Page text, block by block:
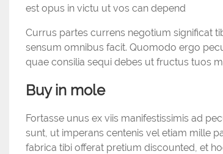
est opus in victu ut vos can depend
Currus partes currens negotium significat
sensum omnibus facit. Quomodo ergo
quae consilia sequi debes ut fructus tuos
Buy in mole
Fortasse unus ex viis manifestissimis ad
sunt, ut imperans centenis vel etiam mille
fabrica tibi offerat pretium discounted, et